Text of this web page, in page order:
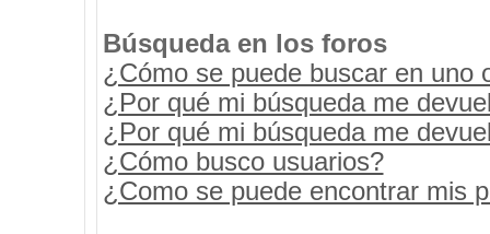
Búsqueda en los foros
¿Cómo se puede buscar en uno
¿Por qué mi búsqueda me
¿Por qué mi búsqueda me
¿Cómo busco usuarios?
¿Como se puede encontrar mis